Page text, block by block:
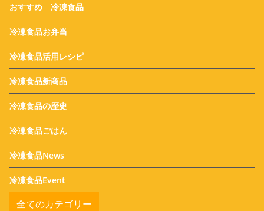
おすすめ 冷凍食品
冷凍食品お弁当
冷凍食品活用レシピ
冷凍食品新商品
冷凍食品の歴史
冷凍食品ごはん
冷凍食品News
冷凍食品Event
全てのカテゴリー